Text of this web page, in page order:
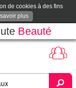
de cookies à des fins
plus
Beauté